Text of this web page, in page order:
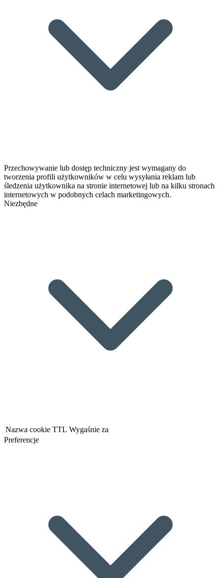
Przechowywanie lub dostęp techniczny jest wymagany do
tworzenia profili użytkowników w celu wysyłania reklam lub
śledzenia użytkownika na stronie internetowej lub na kilku stronach
internetowych w podobnych celach marketingowych.
Niezbędne
Nazwa cookie TTL Wygaśnie za
Preferencje